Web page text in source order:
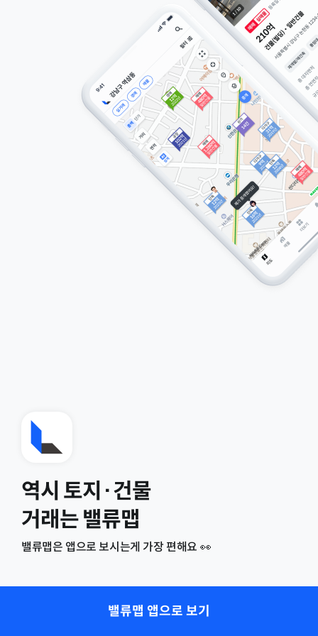
역시 토지·건물
거래는 밸류맵
밸류맵은 앱으로 보시는게 가장 편해요 👀
밸류맵 앱으로 보기